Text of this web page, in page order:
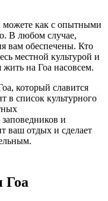
можете как с опытными
В любом случае,
вам обеспечены. Кто
местной культурой и
жить на Гоа насовсем.
который славится
в список культурного
и
ваш отдых и сделает
Гоа